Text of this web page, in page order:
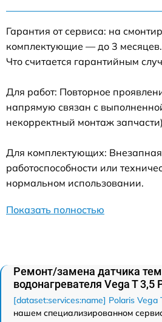
Гарантия от сервиса: на
комплектующие — до 3 месяцев.
Что считается гарантийным
Для работ: Повторное
напрямую связан с
некорректный монтаж
Для комплектующих:
работоспособности или
нормальном использовании.
Показать полностью
Ремонт/замена датчика
водонагревателя Vega T 3,5
[dataset:services:name] Polaris Vega
нашем специализированном